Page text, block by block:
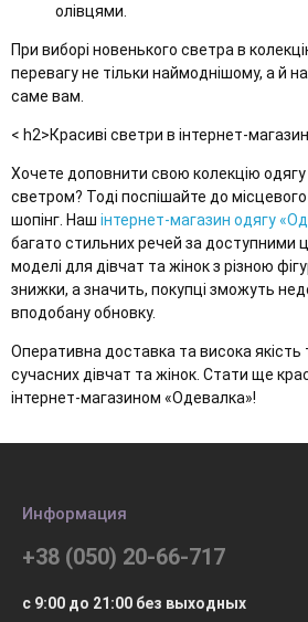
олівцями.
При виборі новенького светра в
перевагу не тільки наймоднішому, а й
саме вам.
< h2>Красиві светри в інтернет-
Хочете доповнити свою колекцію
светром? Тоді поспішайте до
шопінг. Наш інтернет-магазин одягу
багато стильних речей за доступними
моделі для дівчат та жінок з різною
знижки, а значить, покупці зможуть
вподобану обновку.
Оперативна доставка та висока якість
сучасних дівчат та жінок. Стати ще
інтернет-магазином «Одевалка»!
Информация
+38 (050) 20-66-717
с 9:00 до 21:00 без выходных